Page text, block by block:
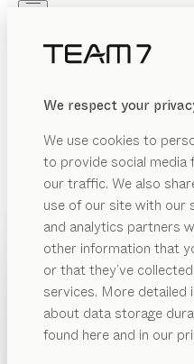
We respect your
We use cookies to
to provide social media
our traffic. We also
use of our site with our
and analytics partners
other information that
or that they’ve
services. More detailed
about data storage
found here and in our
PRODUKTE
INSPIRATION
HÄNDLER
Vorgeschlagene
Kategorien
PRODUKTE
INSPIRATION
ÜBER UNS
kids
KINDERBETT
von Stefan Radinger
Durch das schlichte
von Holz und die enorme
Kinderbetten zeitlose
lässt sich das Einzelbett
Etagenbett erweitern.